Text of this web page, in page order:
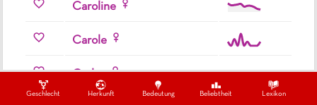
Geschlecht Herkunft Bedeutung Beliebtheit Lexikon
Caroline
Carole
Carley